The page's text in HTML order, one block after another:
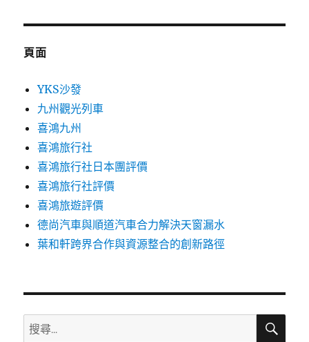
頁面
YKS沙發
九州觀光列車
喜鴻九州
喜鴻旅行社
喜鴻旅行社日本團評價
喜鴻旅行社評價
喜鴻旅遊評價
德尚汽車與順道汽車合力解決天窗漏水
葉和軒跨界合作與資源整合的創新路徑
搜
搜